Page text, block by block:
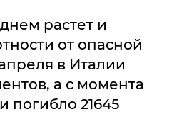
растет и
от опасной
в Италии
а с момента
погибло 21645